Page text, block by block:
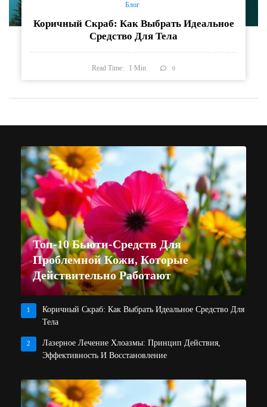
Блог
Коричный Скраб: Как Выбрать Идеальное
Средство Для Тела
Read Time: 1Min 0
Топ-10 Бьюти-Средств Для
Проблемной Кожи, Которые
Действительно Работают
1
Коричный Скраб: Как Выбрать Идеальное Средство Для
Тела
2
Лазерное Лечение Хлоазмы: Принцип Действия,
Эффективность И Восстановление